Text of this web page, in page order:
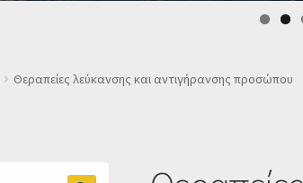
Θεραπείες λεύκανσης και αντιγήρανσης προσώπου